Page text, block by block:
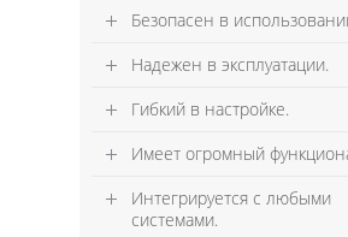
Безопасен в
Надежен в эксплуатации.
Гибкий в настройке.
Имеет огромный
Интегрируется с любыми
системами.